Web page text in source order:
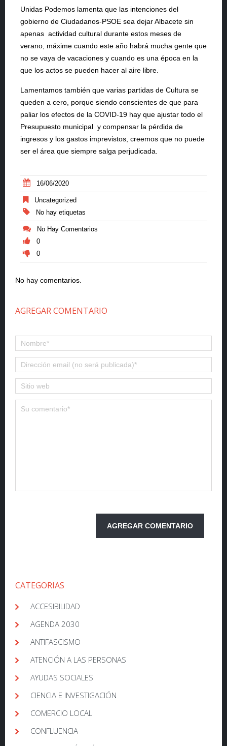
Unidas Podemos lamenta que las intenciones del
gobierno de Ciudadanos-PSOE sea dejar Albacete sin
apenas actividad cultural durante estos meses de
verano, máxime cuando este año habrá mucha gente que
no se vaya de vacaciones y cuando es una época en la
que los actos se pueden hacer al aire libre.
Lamentamos también que varias partidas de Cultura se
queden a cero, porque siendo conscientes de que para
paliar los efectos de la COVID-19 hay que ajustar todo el
Presupuesto municipal y compensar la pérdida de
ingresos y los gastos imprevistos, creemos que no puede
ser el área que siempre salga perjudicada.
16/06/2020
Uncategorized
No hay etiquetas
No Hay Comentarios
0
0
No hay comentarios.
AGREGAR COMENTARIO
CATEGORIAS
ACCESIBILIDAD
AGENDA 2030
ANTIFASCISMO
ATENCIÓN A LAS PERSONAS
AYUDAS SOCIALES
CIENCIA E INVESTIGACIÓN
COMERCIO LOCAL
CONFLUENCIA